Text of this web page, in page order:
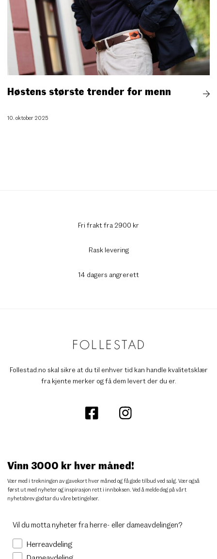
Høstens største trender for menn
10. oktober 2025
Fri frakt fra 2900 kr
Rask levering
14 dagers angrerett
Follestad.no skal sikre at du til enhver tid kan handle kvalitetsklær
fra kjente merker og få dem levert der du er.
Vinn 3000 kr hver måned!
Vær med i trekningen av gavekort hver måned og få gode tilbud ved salg. Vær også
først ut med nyheter og inspirasjon rett i innboksen. Ved å melde deg på vårt
nyhetsbrev godtar du våre betingelser.
Vil du motta nyheter fra herre- eller dameavdelingen?
Herreavdeling